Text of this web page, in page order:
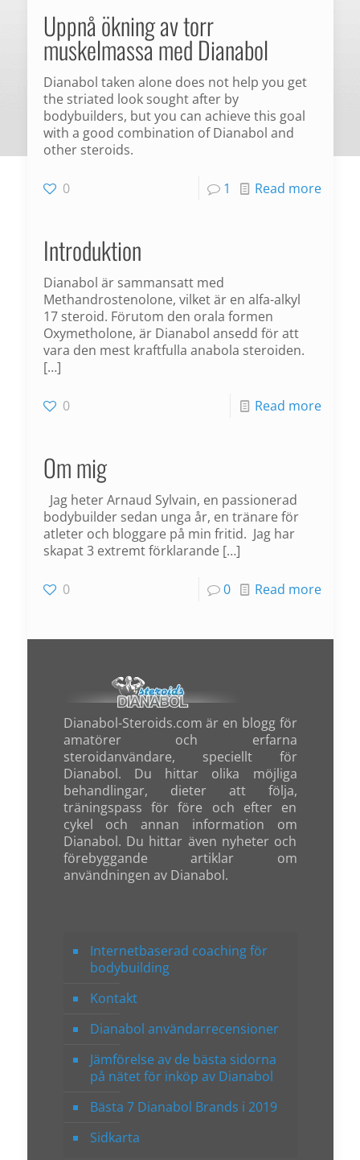
Uppnå ökning av torr
muskelmassa med Dianabol
Dianabol taken alone does not help you get
the striated look sought after by
bodybuilders, but you can achieve this goal
with a good combination of Dianabol and
other steroids.
0 1 Read more
Introduktion
Dianabol är sammansatt med
Methandrostenolone, vilket är en alfa-alkyl
17 steroid. Förutom den orala formen
Oxymetholone, är Dianabol ansedd för att
vara den mest kraftfulla anabola steroiden.
[…]
0 Read more
Om mig
Jag heter Arnaud Sylvain, en passionerad
bodybuilder sedan unga år, en tränare för
atleter och bloggare på min fritid. Jag har
skapat 3 extremt förklarande[…]
0 0 Read more
Dianabol-Steroids.com är en blogg för
amatörer och erfarna
steroidanvändare, speciellt för
Dianabol. Du hittar olika möjliga
behandlingar, dieter att följa,
träningspass för före och efter en
cykel och annan information om
Dianabol. Du hittar även nyheter och
förebyggande artiklar om
användningen av Dianabol.
Internetbaserad coaching för
bodybuilding
Kontakt
Dianabol användarrecensioner
Jämförelse av de bästa sidorna
på nätet för inköp av Dianabol
Bästa 7 Dianabol Brands i 2019
Sidkarta